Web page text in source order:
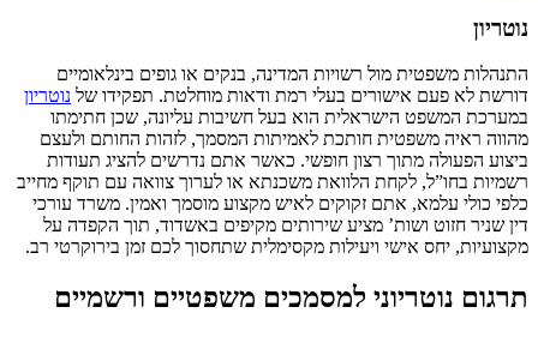
נוטריון
התנהלות משפטית מול רשויות המדינה, בנקים או גופים בינלאומיים
דורשת לא פעם אישורים בעלי רמת ודאות מוחלטת. תפקידו של נוטריון
במערכת המשפט הישראלית הוא בעל חשיבות עליונה, שכן חתימתו
מהווה ראיה משפטית חותכת לאמיתות המסמך, לזהות החותם ולעצם
ביצוע הפעולה מתוך רצון חופשי. כאשר אתם נדרשים להציג תעודות
רשמיות בחו”ל, לקחת הלוואת משכנתא או לערוך צוואה עם תוקף מחייב
כלפי כולי עלמא, אתם זקוקים לאיש מקצוע מוסמך ואמין. משרד עורכי
דין שניר חזוט ושות’ מציע שירותים מקיפים באשדוד, תוך הקפדה על
מקצועיות, יחס אישי ויעילות מקסימלית שתחסוך לכם זמן בירוקרטי רב.
תרגום נוטריוני למסמכים משפטיים ורשמיים